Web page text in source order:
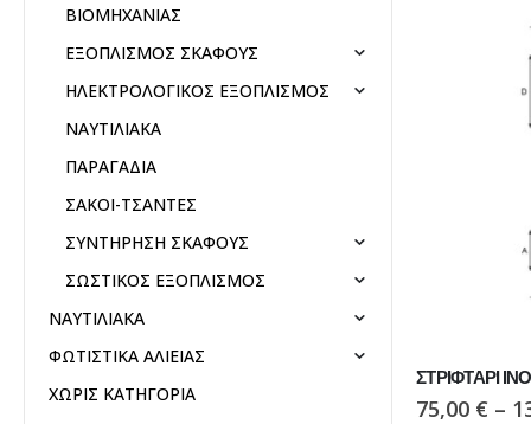
ΣΤΡΙΦΤΑΡΙ
75,00 € –
ΒΙΟΜΗΧΑΝΙΑΣ
ΕΞΟΠΛΙΣΜΟΣ ΣΚΑΦΟΥΣ
ΗΛΕΚΤΡΟΛΟΓΙΚΟΣ ΕΞΟΠΛΙΣΜΟΣ
ΝΑΥΤΙΛΙΑΚΑ
ΠΑΡΑΓΑΔΙΑ
ΣΑΚΟΙ-ΤΣΑΝΤΕΣ
ΣΥΝΤΗΡΗΣΗ ΣΚΑΦΟΥΣ
ΣΩΣΤΙΚΟΣ ΕΞΟΠΛΙΣΜΟΣ
ΝΑΥΤΙΛΙΑΚΑ
ΦΩΤΙΣΤΙΚΑ ΑΛΙΕΙΑΣ
ΧΩΡΙΣ ΚΑΤΗΓΟΡΙΑ